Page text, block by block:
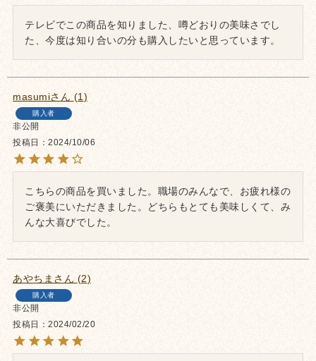
テレビでこの商品を知りました、噂どおりの美味さでし
た、今度は知り合いの分も購入したいと思っています。
masumi 1
購入者
非公開
投稿日
2024/10/06
こちらの商品を買いました。職場のみんなで、お疲れ様の
ご褒美にいただきました。どちらもとても美味しくて、み
んな大喜びでした。
あやちま 2
購入者
非公開
投稿日
2024/02/20